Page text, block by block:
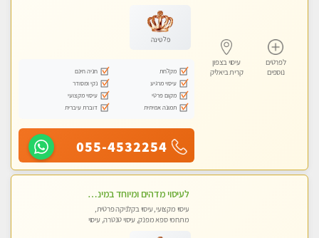
לפרטים
נוספים
עיסוי בצפון
קרית ביאליק
לנשים בלבד
פלטינה
מקלחת
חניה חינם
עיסוי מרגיע
נקי ומסודר
מקום פרטי
עיסוי מקצועי
תמונה אמיתית
דוברת עיברית
055-4532254
לעיסוי מדהים ומיוחד במינו !!מומלץ לחלוטין!!ללא מין !!
עיסוי מקצועי, עיסוי בקלניקה פרטית,
מתחמי ספא מפנק, עיסוי טנטרה, עיסוי